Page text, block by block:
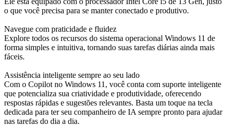
o que você precisa para se manter conectado e produtivo.
Navegue com praticidade e fluidez
Explore todos os recursos do sistema operacional Windows 11 de
forma simples e intuitiva, tornando suas tarefas diárias ainda mais
fáceis.
Assistência inteligente sempre ao seu lado
Com o Copilot no Windows 11, você conta com suporte inteligente
que potencializa sua criatividade e produtividade, oferecendo
respostas rápidas e sugestões relevantes. Basta um toque na tecla
dedicada para ter seu companheiro de IA sempre pronto para ajudar
nas tarefas do dia a dia.